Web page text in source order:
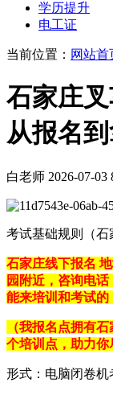
学历提升
电工证
当前位置： 网站首
石家庄
从报名
白老师 2026-07-03
考试基础规则（石
石家庄线下报名
园附近，咨询电话
能来培训和考试的
（我报名点拥有
个培训点，助力你
形式：电脑闭卷机